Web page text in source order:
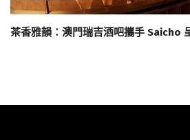
茶香雅韻：澳門瑞吉酒吧攜手 Saicho